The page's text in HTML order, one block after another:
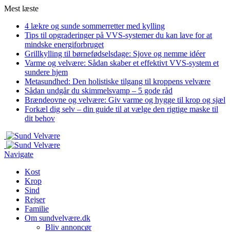
Mest læste
4 lækre og sunde sommerretter med kylling
Tips til opgraderinger på VVS-systemer du kan lave for at
mindske energiforbruget
Grillkylling til børnefødselsdage: Sjove og nemme idéer
Varme og velvære: Sådan skaber et effektivt VVS-system et
sundere hjem
Metasundhed: Den holistiske tilgang til kroppens velvære
Sådan undgår du skimmelsvamp – 5 gode råd
Brændeovne og velvære: Giv varme og hygge til krop og sjæl
Forkæl dig selv – din guide til at vælge den rigtige maske til
dit behov
Navigate
Kost
Krop
Sind
Rejser
Familie
Om sundvelvære.dk
Bliv annoncør